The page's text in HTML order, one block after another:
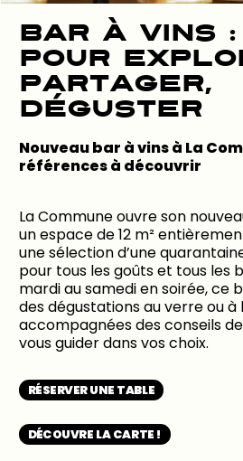
Bar à vins
pour
partager,
déguster
Nouveau bar à vins à La
références à découvrir
La Commune ouvre son
un espace de 12 m²
une sélection d’une
pour tous les goûts et tous les
mardi au samedi en soirée, ce
des dégustations au verre ou à
accompagnées des conseils
vous guider dans vos choix.
RÉSERVER UNE TABLE
DÉCOUVRE LA CARTE !